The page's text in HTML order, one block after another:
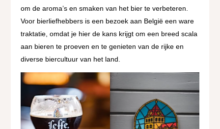
om de aroma’s en smaken van het bier te verbeteren.
Voor bierliefhebbers is een bezoek aan België een ware
traktatie, omdat je hier de kans krijgt om een breed scala
aan bieren te proeven en te genieten van de rijke en
diverse biercultuur van het land.